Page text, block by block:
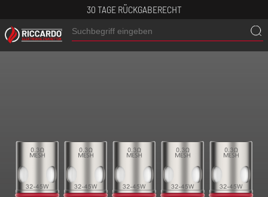
30 TAGE RÜCKGABERECHT